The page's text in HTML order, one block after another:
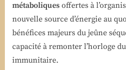
métaboliques offertes à
nouvelle source d’énergie au
bénéfices majeurs du jeûne
capacité à remonter l’horloge
immunitaire.